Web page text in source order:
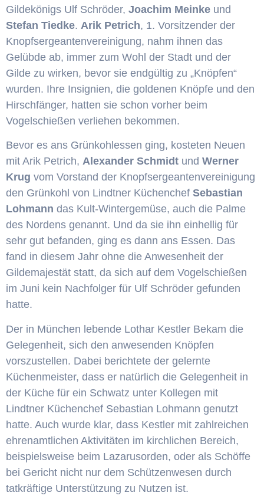
Gildekönigs Ulf Schröder, Joachim Meinke und
Stefan Tiedke. Arik Petrich, 1. Vorsitzender der
Knopfsergeantenvereinigung, nahm ihnen das
Gelübde ab, immer zum Wohl der Stadt und der
Gilde zu wirken, bevor sie endgültig zu „Knöpfen“
wurden. Ihre Insignien, die goldenen Knöpfe und den
Hirschfänger, hatten sie schon vorher beim
Vogelschießen verliehen bekommen.
Bevor es ans Grünkohlessen ging, kosteten Neuen
mit Arik Petrich, Alexander Schmidt und Werner
Krug vom Vorstand der Knopfsergeantenvereinigung
den Grünkohl von Lindtner Küchenchef Sebastian
Lohmann das Kult-Wintergemüse, auch die Palme
des Nordens genannt. Und da sie ihn einhellig für
sehr gut befanden, ging es dann ans Essen. Das
fand in diesem Jahr ohne die Anwesenheit der
Gildemajestät statt, da sich auf dem Vogelschießen
im Juni kein Nachfolger für Ulf Schröder gefunden
hatte.
Der in München lebende Lothar Kestler Bekam die
Gelegenheit, sich den anwesenden Knöpfen
vorszustellen. Dabei berichtete der gelernte
Küchenmeister, dass er natürlich die Gelegenheit in
der Küche für ein Schwatz unter Kollegen mit
Lindtner Küchenchef Sebastian Lohmann genutzt
hatte. Auch wurde klar, dass Kestler mit zahlreichen
ehrenamtlichen Aktivitäten im kirchlichen Bereich,
beispielsweise beim Lazarusorden, oder als Schöffe
bei Gericht nicht nur dem Schützenwesen durch
tatkräftige Unterstützung zu Nutzen ist.